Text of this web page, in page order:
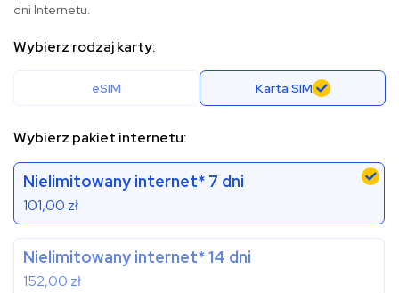
dni Internetu.
Wybierz rodzaj karty:
eSIM Karta SIM
Wybierz pakiet internetu:
Nielimitowany internet* 7 dni
101,00 zł
Nielimitowany internet* 14 dni
152,00 zł